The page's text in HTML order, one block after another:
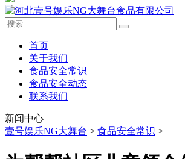
首页
关于我们
食品安全常识
食品安全动态
联系我们
新闻中心
壹号娱乐NG大舞台 > 食品安全常识 >